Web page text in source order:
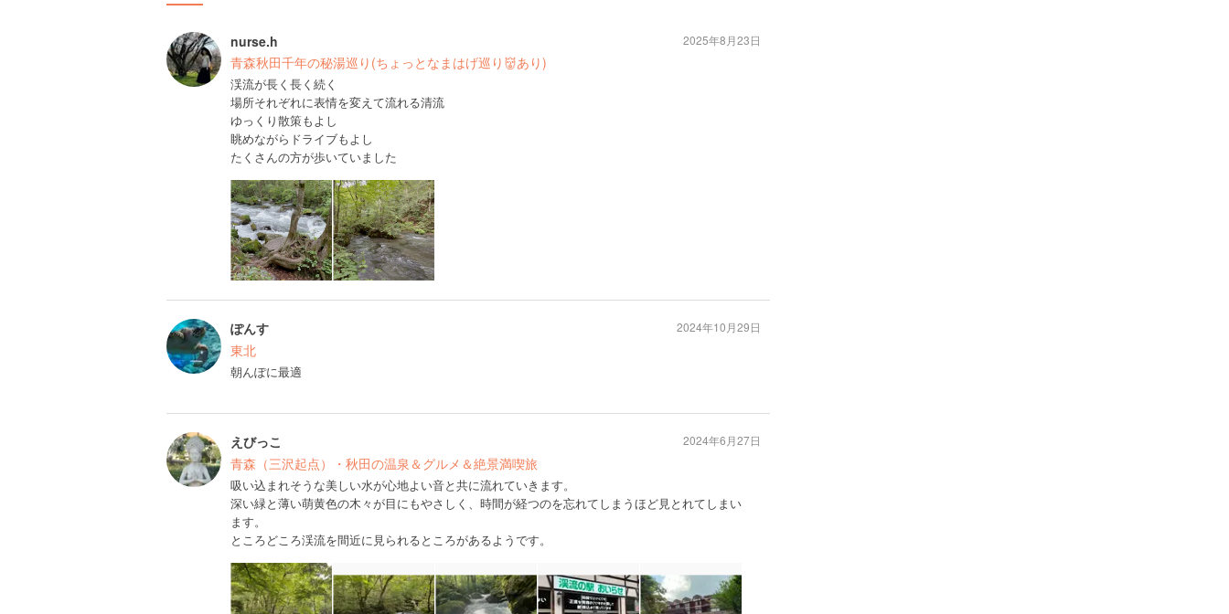
nurse.h
青森秋田千年の秘湯巡り(ちょっとなまはげ巡り👹あり)
渓流が長く長く続く
場所それぞれに表情を変えて流れる清流
ゆっくり散策もよし
眺めながらドライブもよし
たくさんの方が歩いていました
2025年8月23日
ぽんす
東北
朝んぽに最適
2024年10月29日
えびっこ
青森（三沢起点）・秋田の温泉＆グルメ＆絶景満喫旅
吸い込まれそうな美しい水が心地よい音と共に流れていきます。
深い緑と薄い萌黄色の木々が目にもやさしく、時間が経つのを忘れてしまうほど見とれてしまい
ます。
ところどころ渓流を間近に見られるところがあるようです。
2024年6月27日